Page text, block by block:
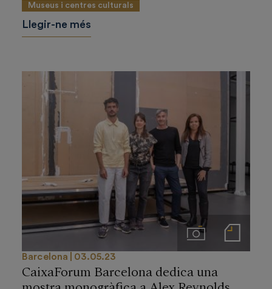
Museus i centres culturals
Llegir-ne més
ImágenesNotas de prensa
Barcelona 03.05.23
CaixaForum Barcelona dedica una
mostra monogràfica a Alex Reynolds